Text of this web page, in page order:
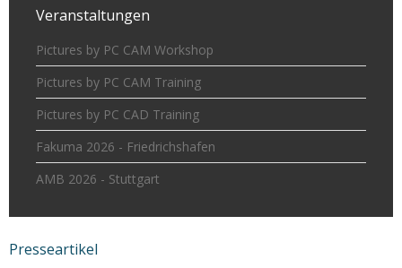
Veranstaltungen
Pictures by PC CAM Workshop
Pictures by PC CAM Training
Pictures by PC CAD Training
Fakuma 2026 - Friedrichshafen
AMB 2026 - Stuttgart
Presseartikel